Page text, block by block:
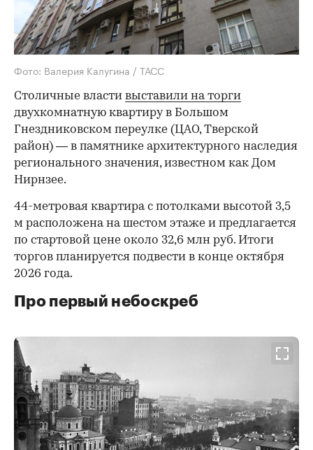
Фото: Валерия Калугина / ТАСС
Столичные власти выставили на торги
двухкомнатную квартиру в Большом
Гнездниковском переулке (ЦАО, Тверской
район) — в памятнике архитектурного наследия
регионального значения, известном как Дом
Нирнзее.
44-метровая квартира с потолками высотой 3,5
м расположена на шестом этаже и предлагается
по стартовой цене около 32,6 млн руб. Итоги
торгов планируется подвести в конце октября
2026 года.
Про первый небоскреб